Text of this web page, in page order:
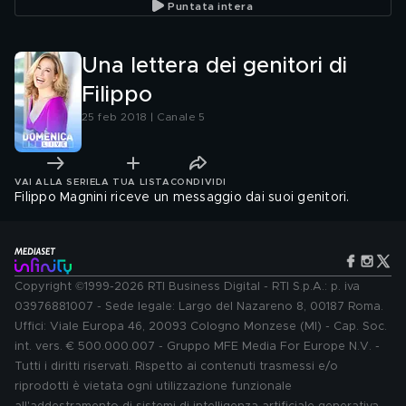
Puntata intera
Una lettera dei genitori di
Filippo
25 feb 2018 | Canale 5
VAI ALLA SERIE LA TUA LISTA CONDIVIDI
Filippo Magnini riceve un messaggio dai suoi genitori.
Copyright ©1999-2026 RTI Business Digital - RTI S.p.A.: p. iva
03976881007 - Sede legale: Largo del Nazareno 8, 00187 Roma.
Uffici: Viale Europa 46, 20093 Cologno Monzese (MI) - Cap. Soc.
int. vers. € 500.000.007 - Gruppo MFE Media For Europe N.V. -
Tutti i diritti riservati. Rispetto ai contenuti trasmessi e/o
riprodotti è vietata ogni utilizzazione funzionale